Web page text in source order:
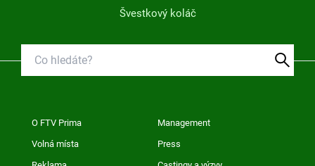
Švestkový koláč
O FTV Prima Management
Volná místa Press